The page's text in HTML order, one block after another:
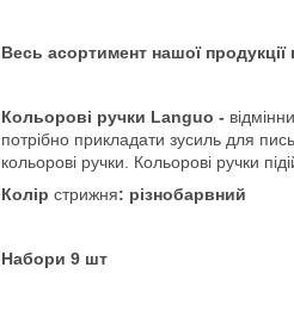
Весь асортимент нашої продукції
Кольорові ручки Languo -
потрібно прикладати зусиль для
кольорові ручки. Кольорові ручки
Колір стрижня: різнобарвний
Набори 9 шт